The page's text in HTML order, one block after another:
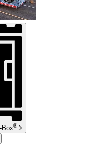
Box®